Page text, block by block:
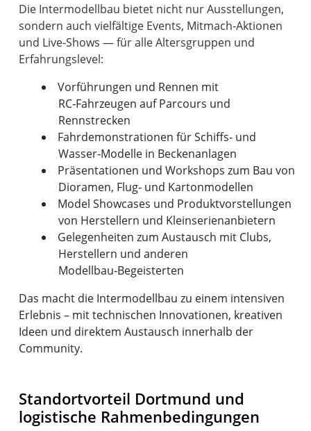
Die Intermodellbau bietet nicht nur Ausstellungen,
sondern auch vielfältige Events, Mitmach‑Aktionen
und Live‑Shows — für alle Altersgruppen und
Vorführungen und Rennen mit
RC‑Fahrzeugen auf Parcours und
Rennstrecken
Fahrdemonstrationen für Schiffs‑ und
Wasser‑Modelle in Beckenanlagen
Präsentationen und Workshops zum Bau von
Dioramen, Flug‑ und Kartonmodellen
Model Showcases und Produktvorstellungen
von Herstellern und Kleinserienanbietern
Gelegenheiten zum Austausch mit Clubs,
Herstellern und anderen
Modellbau‑Begeisterten
Das macht die Intermodellbau zu einem intensiven
Erlebnis – mit technischen Innovationen, kreativen
Ideen und direktem Austausch innerhalb der
Community.
Standortvorteil Dortmund und
logistische Rahmenbedingungen